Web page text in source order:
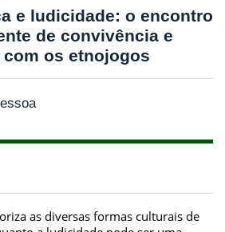
e ludicidade: o encontro
de convivência e
os etnojogos
as diversas formas culturais de